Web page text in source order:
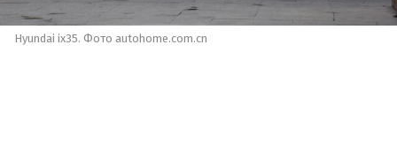
Hyundai ix35. Фото autohome.com.cn